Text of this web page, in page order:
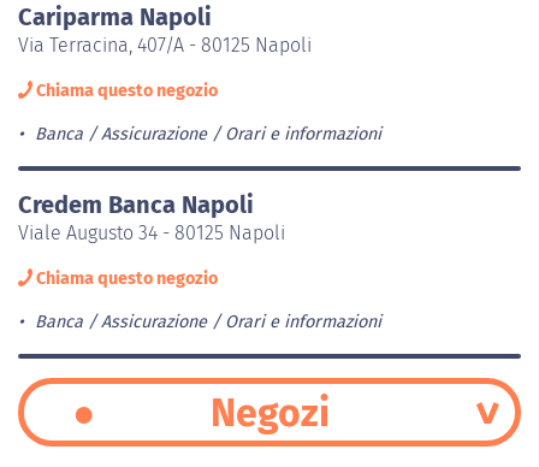
Cariparma Napoli
Via Terracina, 407/A - 80125 Napoli
Chiama questo negozio
Banca / Assicurazione Orari e informazioni
Credem Banca Napoli
Viale Augusto 34 - 80125 Napoli
Chiama questo negozio
Banca / Assicurazione Orari e informazioni
Negozi